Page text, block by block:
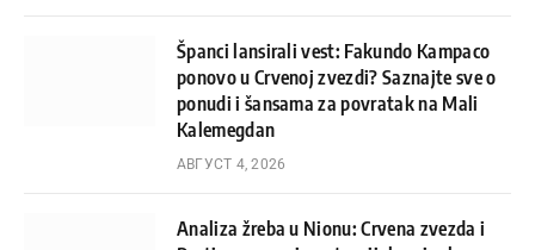
Španci lansirali vest: Fakundo Kampaco
ponovo u Crvenoj zvezdi? Saznajte sve o
ponudi i šansama za povratak na Mali
Kalemegdan
АВГУСТ 4, 2026
Analiza žreba u Nionu: Crvena zvezda i